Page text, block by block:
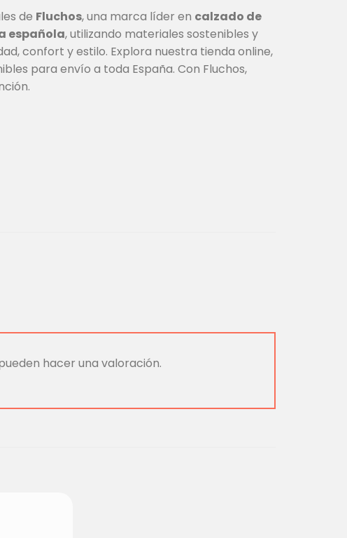
de Fluchos, una marca líder en calzado de
española, utilizando materiales sostenibles y
confort y estilo. Explora nuestra tienda online,
para envío a toda España. Con Fluchos,
hacer una valoración.